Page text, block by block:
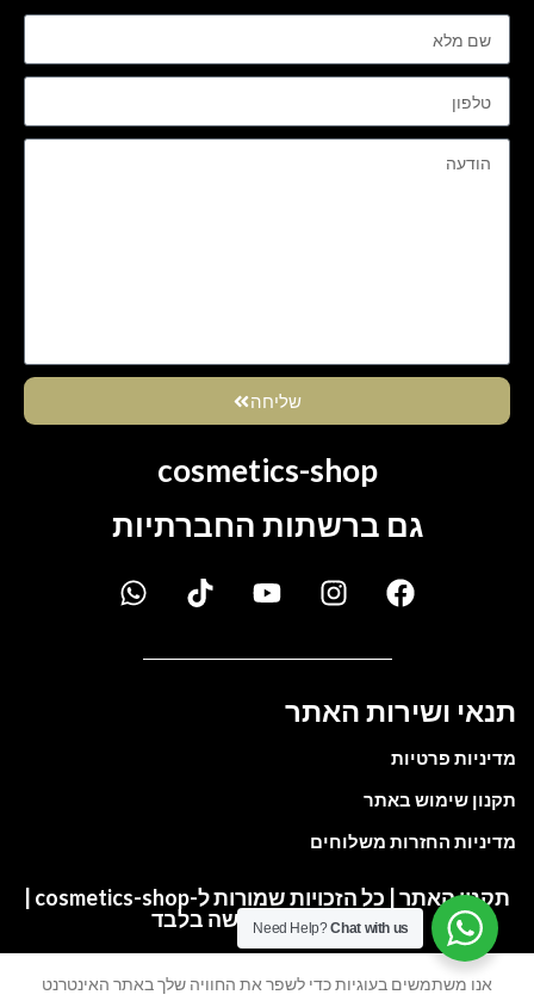
שליחה
cosmetics-shop
גם ברשתות החברתיות
תנאי ושירות האתר
מדיניות פרטיות
תקנון שימוש באתר
מדיניות החזרות משלוחים
התמונות להמחשה בלבד
אנו משתמשים בעוגיות כדי לשפר את החוויה שלך באתר האינטרנט
Need Help?Chat with us